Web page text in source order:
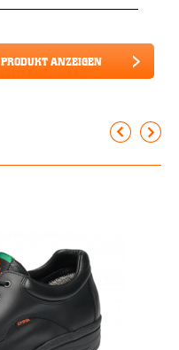
PRODUKT ANZEIGEN